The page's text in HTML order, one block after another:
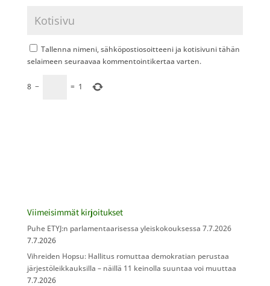
Tallenna nimeni, sähköpostiosoitteeni ja kotisivuni tähän
selaimeen seuraavaa kommentointikertaa varten.
8 − = 1
Viimeisimmät kirjoitukset
Puhe ETYJ:n parlamentaarisessa yleiskokouksessa 7.7.2026
7.7.2026
Vihreiden Hopsu: Hallitus romuttaa demokratian perustaa
järjestöleikkauksilla – näillä 11 keinolla suuntaa voi muuttaa
7.7.2026